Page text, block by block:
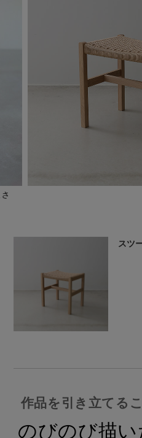
スツ
作品を引き立てる
のびのび描い